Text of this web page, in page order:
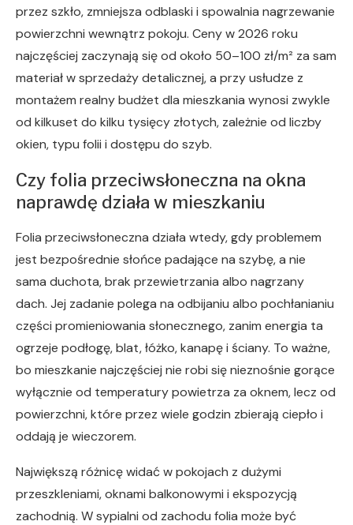
przez szkło, zmniejsza odblaski i spowalnia nagrzewanie
powierzchni wewnątrz pokoju. Ceny w 2026 roku
najczęściej zaczynają się od około 50–100 zł/m² za sam
materiał w sprzedaży detalicznej, a przy usłudze z
montażem realny budżet dla mieszkania wynosi zwykle
od kilkuset do kilku tysięcy złotych, zależnie od liczby
okien, typu folii i dostępu do szyb.
Czy folia przeciwsłoneczna na okna
naprawdę działa w mieszkaniu
Folia przeciwsłoneczna działa wtedy, gdy problemem
jest bezpośrednie słońce padające na szybę, a nie
sama duchota, brak przewietrzania albo nagrzany
dach. Jej zadanie polega na odbijaniu albo pochłanianiu
części promieniowania słonecznego, zanim energia ta
ogrzeje podłogę, blat, łóżko, kanapę i ściany. To ważne,
bo mieszkanie najczęściej nie robi się nieznośnie gorące
wyłącznie od temperatury powietrza za oknem, lecz od
powierzchni, które przez wiele godzin zbierają ciepło i
oddają je wieczorem.
Największą różnicę widać w pokojach z dużymi
przeszkleniami, oknami balkonowymi i ekspozycją
zachodnią. W sypialni od zachodu folia może być